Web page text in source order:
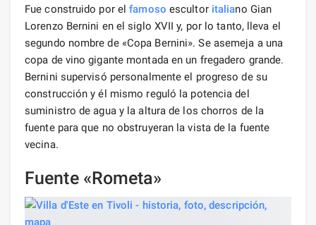
Fue construido por elfamoso escultor italiano Gian
Lorenzo Bernini en el siglo XVII y, por lo tanto, lleva el
segundo nombre de «Copa Bernini». Se asemeja a una
copa de vino gigante montada en un fregadero grande.
Bernini supervisó personalmente el progreso de su
construcción y él mismo reguló la potencia del
suministro de agua y la altura de los chorros de la
fuente para que no obstruyeran la vista de la fuente
vecina.
Fuente «Rometa»